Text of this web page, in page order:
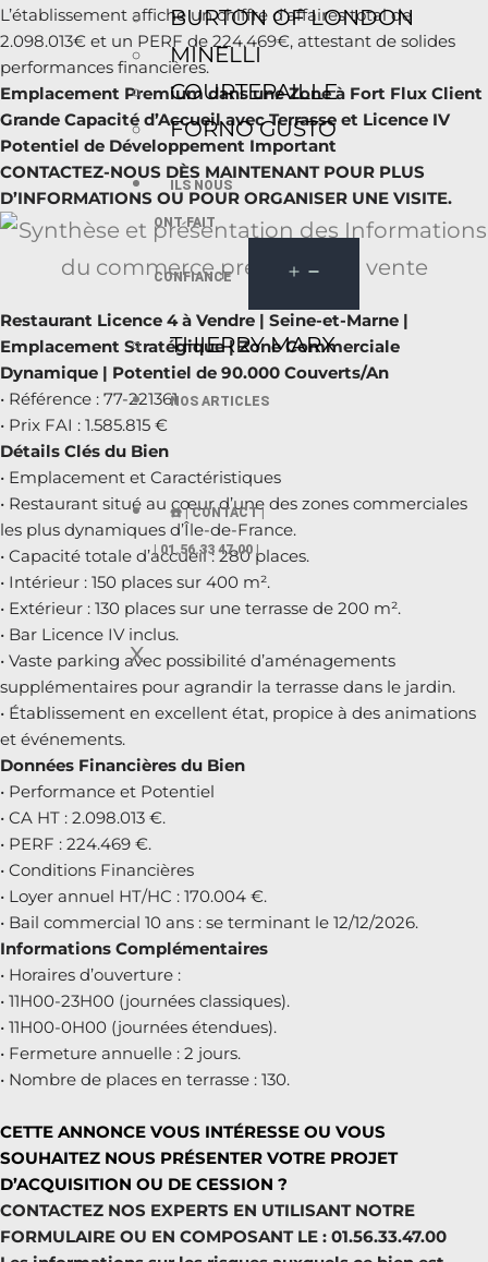
BURTON OF LONDON
MINELLI
COURTEPAILLE
FORNO GUSTO
ILS NOUS
ONT FAIT
CONFIANCE
THIERRY MARX
NOS ARTICLES
☎️ | CONTACT |
| 01.56.33 47.00 |
X
L’établissement affiche un chiffre d’affaires total de
2.098.013€ et un PERF de 224.469€, attestant de solides
performances financières.
Emplacement Premium dans une Zone à Fort Flux Client
Grande Capacité d’Accueil avec Terrasse et Licence IV
Potentiel de Développement Important
CONTACTEZ-NOUS DÈS MAINTENANT POUR PLUS
D’INFORMATIONS OU POUR ORGANISER UNE VISITE.
Restaurant Licence 4 à Vendre | Seine-et-Marne |
Emplacement Stratégique | Zone Commerciale
Dynamique | Potentiel de 90.000 Couverts/An
• Référence : 77-221361
• Prix FAI : 1.585.815 €
Détails Clés du Bien
• Emplacement et Caractéristiques
• Restaurant situé au cœur d’une des zones commerciales
les plus dynamiques d’Île-de-France.
• Capacité totale d’accueil : 280 places.
• Intérieur : 150 places sur 400 m².
• Extérieur : 130 places sur une terrasse de 200 m².
• Bar Licence IV inclus.
• Vaste parking avec possibilité d’aménagements
supplémentaires pour agrandir la terrasse dans le jardin.
• Établissement en excellent état, propice à des animations
et événements.
Données Financières du Bien
• Performance et Potentiel
• CA HT : 2.098.013 €.
• PERF : 224.469 €.
• Conditions Financières
• Loyer annuel HT/HC : 170.004 €.
• Bail commercial 10 ans : se terminant le 12/12/2026.
Informations Complémentaires
• Horaires d’ouverture :
• 11H00-23H00 (journées classiques).
• 11H00-0H00 (journées étendues).
• Fermeture annuelle : 2 jours.
• Nombre de places en terrasse : 130.
CETTE ANNONCE VOUS INTÉRESSE OU VOUS
SOUHAITEZ NOUS PRÉSENTER VOTRE PROJET
D’ACQUISITION OU DE CESSION ?
CONTACTEZ NOS EXPERTS EN UTILISANT NOTRE
FORMULAIRE OU EN COMPOSANT LE : 01.56.33.47.00